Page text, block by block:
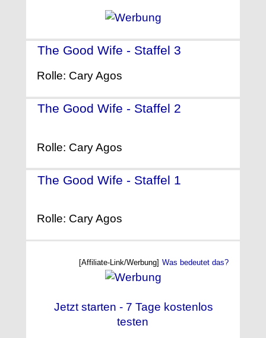
The Good Wife - Staffel 3
Rolle: Cary Agos
The Good Wife - Staffel 2
Rolle: Cary Agos
The Good Wife - Staffel 1
Rolle: Cary Agos
[Affiliate-Link/Werbung] Was bedeutet das?
Jetzt starten - 7 Tage kostenlos
testen